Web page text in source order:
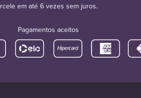
em até 6 vezes sem juros.
Pagamentos aceitos